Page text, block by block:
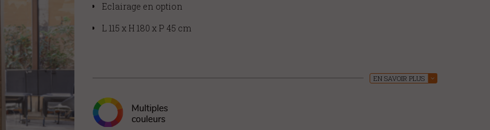
Eclairage en option
L 115 x H 180 x P 45 cm
EN SAVOIR PLUS